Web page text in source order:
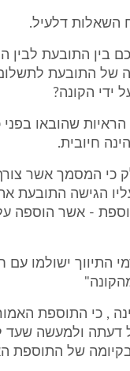
השאלות דלעיל.
של התובעת
ידי הקונה?
הראיות שהובאו
חיובית.
כי המסמך אשר
הגישה התובעת
התיווך ישולמו עם
, כי התוספת
על דעתה ולמעשה
של התוספת